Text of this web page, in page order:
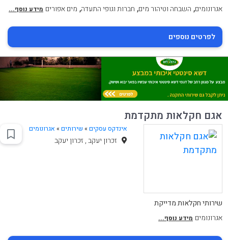
אגרונומים, השבחה וטיהור מים, חברות וגופי התעדה, מים אפורים מידע נוסף...
לפרטים נוספים
אגם חקלאות מתקדמת
אינדקס עסקים » שירותים» אגרונומים
זכרון יעקב , זכרון יעקב
שירותי חקלאות מדייקת
אגרונומים מידע נוסף...